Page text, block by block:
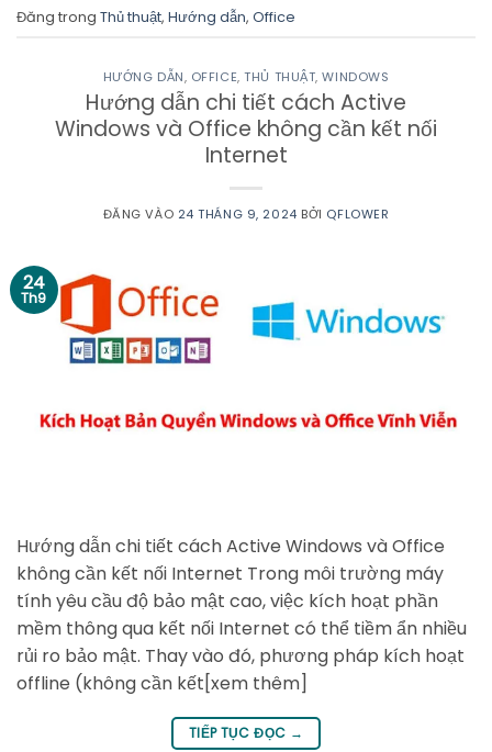
Đăng trong Thủ thuật, Hướng dẫn, Office
HƯỚNG DẪN, OFFICE,THỦ THUẬT,WINDOWS
Hướng dẫn chi tiết cách Active
Windows và Office không cần kết nối
Internet
ĐĂNG VÀO 24 THÁNG 9, 2024 BỞI QFLOWER
24
Th9
Hướng dẫn chi tiết cách Active Windows và Office
không cần kết nối Internet Trong môi trường máy
tính yêu cầu độ bảo mật cao, việc kích hoạt phần
mềm thông qua kết nối Internet có thể tiềm ẩn nhiều
rủi ro bảo mật. Thay vào đó, phương pháp kích hoạt
offline (không cần kết[xem thêm]
TIẾP TỤC ĐỌC →